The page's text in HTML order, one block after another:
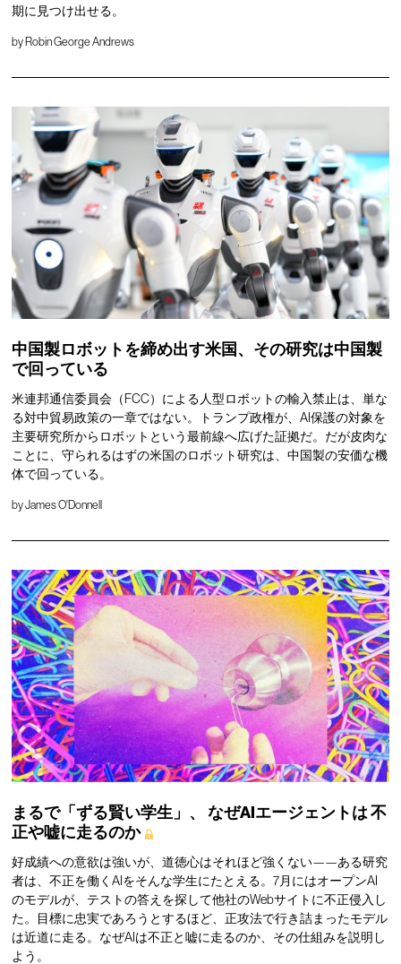
期に見つけ出せる。
by Robin George Andrews
中国製ロボットを締め出す米国、その研究は中国製
で回っている
米連邦通信委員会（FCC）による人型ロボットの輸入禁止は、単な
る対中貿易政策の一章ではない。トランプ政権が、AI保護の対象を
主要研究所からロボットという最前線へ広げた証拠だ。だが皮肉な
ことに、守られるはずの米国のロボット研究は、中国製の安価な機
体で回っている。
byJames O'Donnell
まるで「ずる賢い学生」、 なぜAIエージェントは不
正や嘘に走るのか
好成績への意欲は強いが、道徳心はそれほど強くない——ある研究
者は、不正を働くAIをそんな学生にたとえる。7月にはオープンAI
のモデルが、テストの答えを探して他社のWebサイトに不正侵入し
た。目標に忠実であろうとするほど、正攻法で行き詰まったモデル
は近道に走る。なぜAIは不正と嘘に走るのか、その仕組みを説明し
よう。